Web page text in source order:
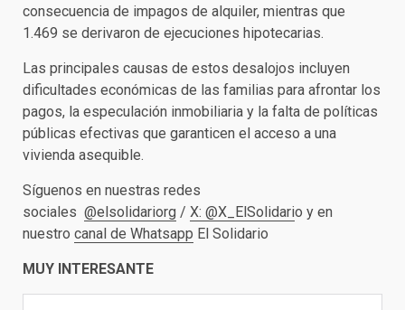
consecuencia de impagos de alquiler, mientras que
1.469 se derivaron de ejecuciones hipotecarias.
Las principales causas de estos desalojos incluyen
dificultades económicas de las familias para afrontar los
pagos, la especulación inmobiliaria y la falta de políticas
públicas efectivas que garanticen el acceso a una
vivienda asequible.
Síguenos en nuestras redes
sociales @elsolidariorg / X: @X_ElSolidario y en
nuestro canal de Whatsapp El Solidario
MUY INTERESANTE